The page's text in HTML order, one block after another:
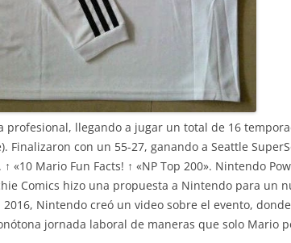
profesional, llegando a jugar un total de 16
Finalizaron con un 55-27, ganando a Seattle
Mario Fun Facts! ↑ «NP Top 200». Nintendo
Comics hizo una propuesta a Nintendo para un
Nintendo creó un video sobre el evento,
jornada laboral de maneras que solo Mario